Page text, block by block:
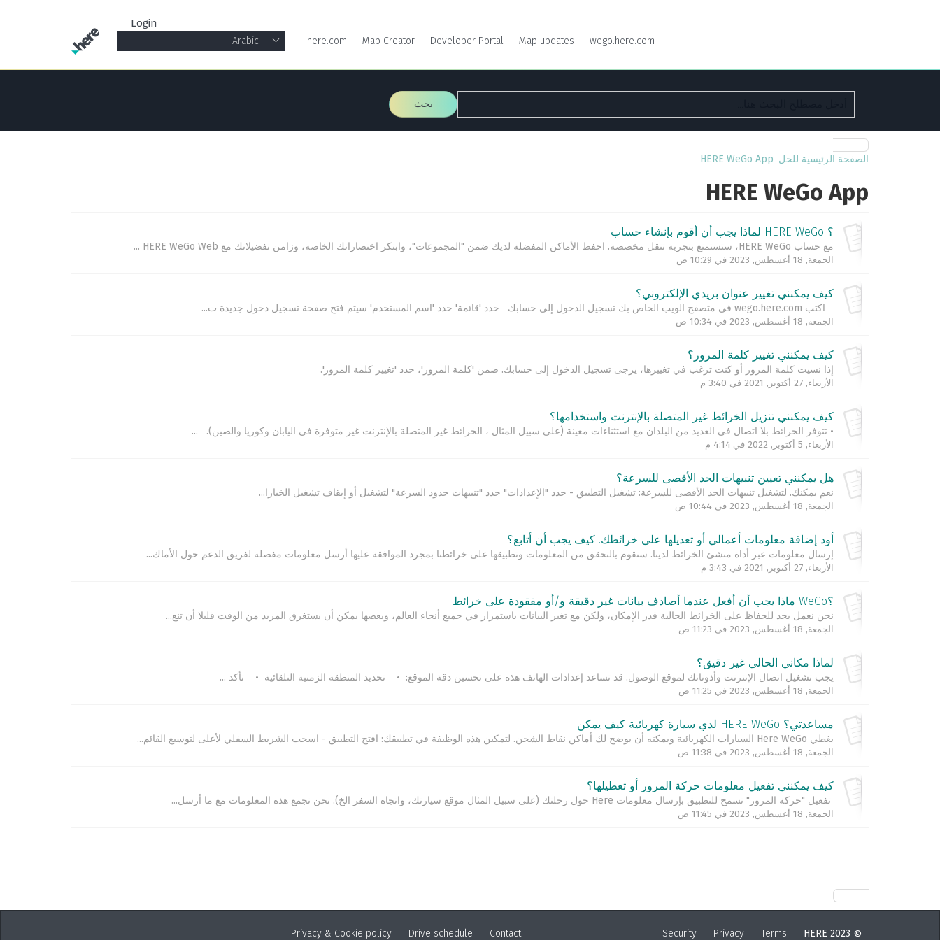
Login
wego.here.com
Map updates
Developer Portal
Map Creator
here.com
Arabic
بحث
الصفحة الرئيسية للحل HERE WeGo App
HERE WeGo App
؟ HERE WeGo لماذا يجب أن أقوم بإنشاء حساب
مع حساب HERE WeGo، ستستمتع بتجربة تنقل مخصصة. احفظ الأماكن المفضلة لديك ضمن "المجموعات"، وابتكر اختصاراتك الخاصة، وزامن تفضيلاتك مع HERE WeGo Web ...
الجمعة, 18 أغسطس, 2023 في 10:29 ص
كيف يمكنني تغيير عنوان بريدي الإلكتروني؟
اكتب wego.here.com في متصفح الويب الخاص بك تسجيل الدخول إلى حسابك حدد 'قائمة' حدد 'اسم المستخدم' سيتم فتح صفحة تسجيل دخول جديدة ت...
الجمعة, 18 أغسطس, 2023 في 10:34 ص
كيف يمكنني تغيير كلمة المرور؟
إذا نسيت كلمة المرور أو كنت ترغب في تغييرها، يرجى تسجيل الدخول إلى حسابك. ضمن 'كلمة المرور'، حدد 'تغيير كلمة المرور'.
الأربعاء, 27 أكتوبر, 2021 في 3:40 م
كيف يمكنني تنزيل الخرائط غير المتصلة بالإنترنت واستخدامها؟
• تتوفر الخرائط بلا اتصال في العديد من البلدان مع استثناءات معينة (على سبيل المثال ، الخرائط غير المتصلة بالإنترنت غير متوفرة في اليابان وكوريا والصين). ...
الأربعاء, 5 أكتوبر, 2022 في 4:14 م
هل يمكنني تعيين تنبيهات الحد الأقصى للسرعة؟
نعم يمكنك. لتشغيل تنبيهات الحد الأقصى للسرعة: تشغيل التطبيق - حدد "الإعدادات" حدد "تنبيهات حدود السرعة" لتشغيل أو إيقاف تشغيل الخيارا...
الجمعة, 18 أغسطس, 2023 في 10:44 ص
أود إضافة معلومات أعمالي أو تعديلها على خرائطك. كيف يجب أن أتابع؟
إرسال معلومات عبر أداة منشئ الخرائط لدينا. سنقوم بالتحقق من المعلومات وتطبيقها على خرائطنا بمجرد الموافقة عليها أرسل معلومات مفصلة لفريق الدعم حول الأماك...
الأربعاء, 27 أكتوبر, 2021 في 3:43 م
؟WeGo ماذا يجب أن أفعل عندما أصادف بيانات غير دقيقة و/أو مفقودة على خرائط
نحن نعمل بجد للحفاظ على الخرائط الحالية قدر الإمكان، ولكن مع تغير البيانات باستمرار في جميع أنحاء العالم، وبعضها يمكن أن يستغرق المزيد من الوقت قليلا أن تنع...
الجمعة, 18 أغسطس, 2023 في 11:23 ص
لماذا مكاني الحالي غير دقيق؟
يجب تشغيل اتصال الإنترنت وأذوناتك لموقع الوصول. قد تساعد إعدادات الهاتف هذه على تحسين دقة الموقع: • تحديد المنطقة الزمنية التلقائية • تأكد ...
الجمعة, 18 أغسطس, 2023 في 11:25 ص
مساعدتي؟ HERE WeGo لدي سيارة كهربائية كيف يمكن
يغطي Here WeGo السيارات الكهربائية ويمكنه أن يوضح لك أماكن نقاط الشحن. لتمكين هذه الوظيفة في تطبيقك: افتح التطبيق - اسحب الشريط السفلي لأعلى لتوسيع القائم...
الجمعة, 18 أغسطس, 2023 في 11:38 ص
كيف يمكنني تفعيل معلومات حركة المرور أو تعطيلها؟
تفعيل "حركة المرور" تسمح للتطبيق بإرسال معلومات Here حول رحلتك (على سبيل المثال موقع سيارتك، واتجاه السفر الخ). نحن نجمع هذه المعلومات مع ما أرسل...
الجمعة, 18 أغسطس, 2023 في 11:45 ص
©
Terms
Privacy
Security
Contact
Drive schedule
Privacy & Cookie policy